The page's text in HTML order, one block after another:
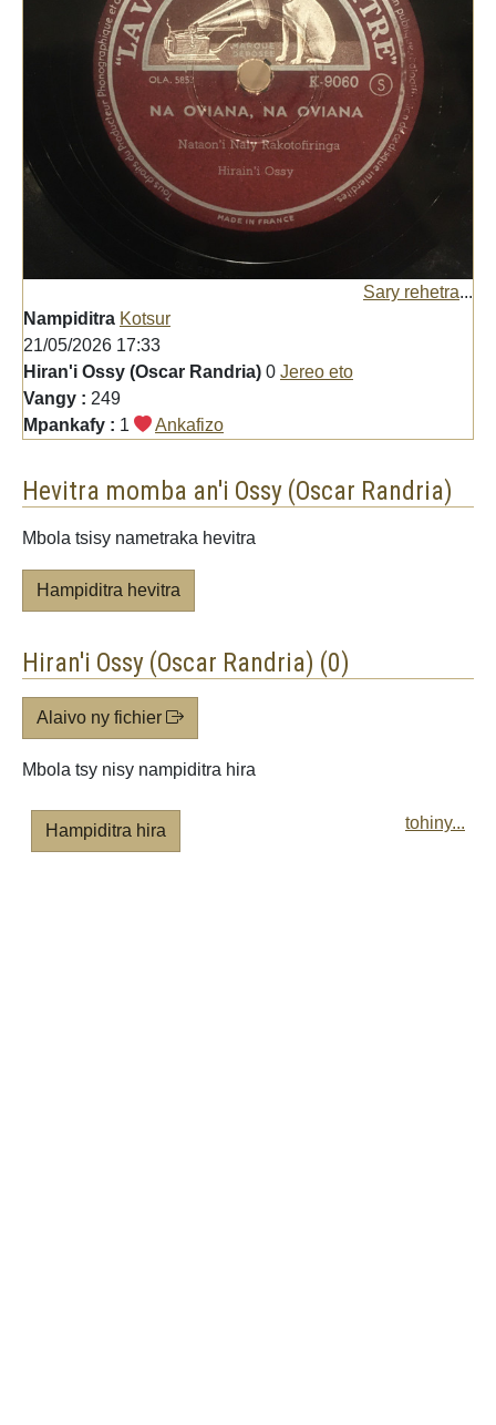
Sary rehetra...
Nampiditra Kotsur
21/05/2026 17:33
Hiran'i Ossy (Oscar Randria) 0 Jereo eto
Vangy : 249
Mpankafy : 1 Ankafizo
Hevitra momba an'i Ossy (Oscar Randria)
Mbola tsisy nametraka hevitra
Hampiditra hevitra
Hiran'i Ossy (Oscar Randria) (0)
Alaivo ny fichier
Mbola tsy nisy nampiditra hira
Hampiditra hira tohiny...